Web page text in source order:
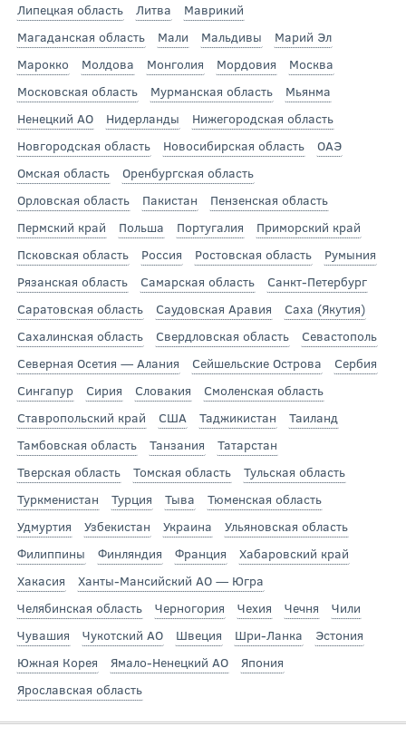
Липецкая область
Литва
Маврикий
Магаданская область
Мали Мальдивы
Марий Эл
Марокко
Молдова Монголия Мордовия
Москва
Московская область
Мурманская область
Мьянма
Ненецкий АО
Нидерланды
Нижегородская область
Новгородская область
Новосибирская область
ОАЭ
Омская область
Оренбургская область
Орловская область
Пакистан
Пензенская область
Пермский край
Польша Португалия
Приморский край
Псковская область
Россия Ростовская область
Румыния
Рязанская область
Самарская область
Санкт-Петербург
Саратовская область
Саудовская Аравия
Саха (Якутия)
Сахалинская область
Свердловская область
Севастополь
Северная Осетия — Алания
Сейшельские Острова
Сербия
Сингапур
Сирия Словакия
Смоленская область
Ставропольский край
США Таджикистан
Таиланд
Тамбовская область
Танзания
Татарстан
Тверская область
Томская область
Тульская область
Туркменистан
Турция Тыва
Тюменская область
Удмуртия
Узбекистан Украина
Ульяновская область
Филиппины
Финляндия Франция
Хабаровский край
Хакасия
Ханты-Мансийский АО — Югра
Челябинская область
Черногория Чехия Чечня
Чили
Чувашия
Чукотский АО Швеция Шри-Ланка
Эстония
Южная Корея
Ямало-Ненецкий АО
Япония
Ярославская область